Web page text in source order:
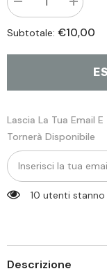
Diminiusci
quantità
per
Patch
-
Aumenta
quantità
per
Patch
Counter
-
Subtotale: €10,00
Lascia La Tua Email
Tornerà Disponibile
10 utenti
Descrizione